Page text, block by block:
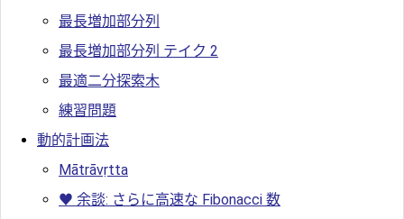
最長増加部分列
最長増加部分列 テイク 2
最適二分探索木
練習問題
動的計画法
Mātrāvṛtta
♥ 余談: さらに高速な Fibonacci 数